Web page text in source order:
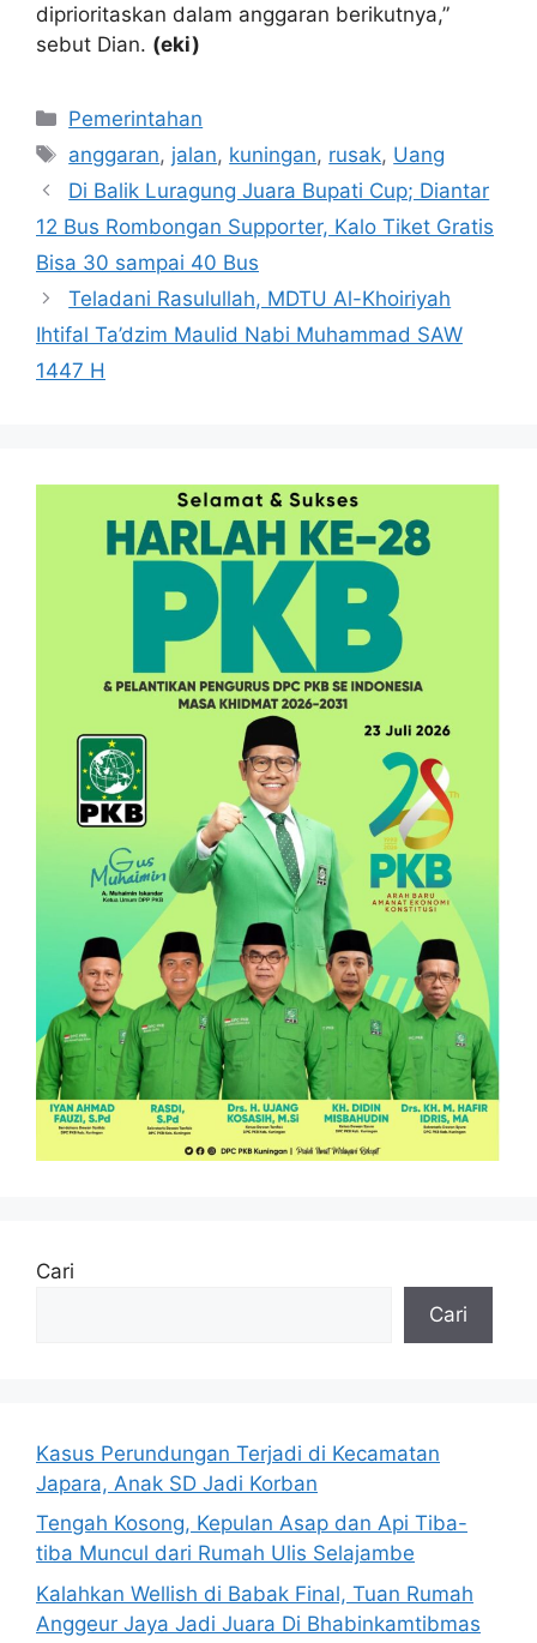
diprioritaskan dalam anggaran berikutnya,”
sebut Dian. (eki)
Kategori
Pemerintahan
Tag
anggaran, jalan, kuningan, rusak, Uang
Di Balik Luragung Juara Bupati Cup; Diantar
12 Bus Rombongan Supporter, Kalo Tiket Gratis
Bisa 30 sampai 40 Bus
Teladani Rasulullah, MDTU Al-Khoiriyah
Ihtifal Ta’dzim Maulid Nabi Muhammad SAW
1447 H
Cari
Cari
Kasus Perundungan Terjadi di Kecamatan
Japara, Anak SD Jadi Korban
Tengah Kosong, Kepulan Asap dan Api Tiba-
tiba Muncul dari Rumah Ulis Selajambe
Kalahkan Wellish di Babak Final, Tuan Rumah
Anggeur Jaya Jadi Juara Di Bhabinkamtibmas